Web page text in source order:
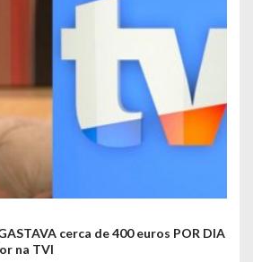
cerca de 400 euros POR DIA
na TVI